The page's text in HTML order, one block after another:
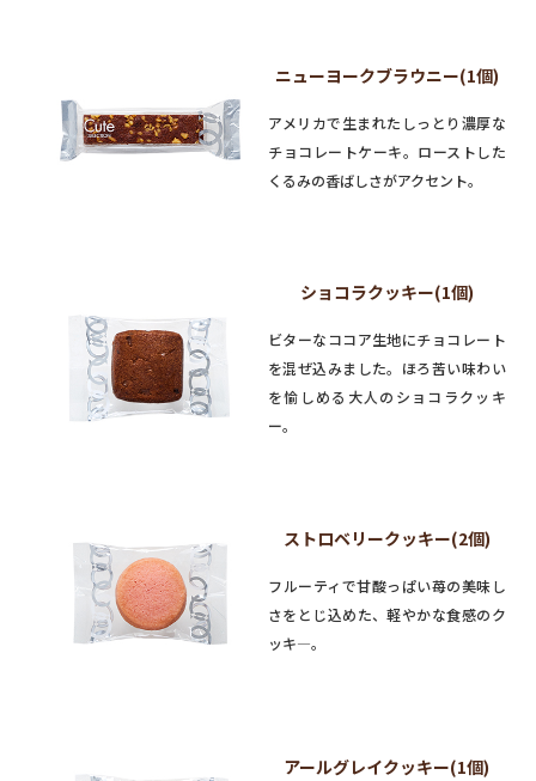
ニューヨークブラウニー(1個)
アメリカで生まれたしっとり濃厚な
チョコレートケーキ。ローストした
くるみの香ばしさがアクセント。
ショコラクッキー(1個)
ビターなココア生地にチョコレート
を混ぜ込みました。ほろ苦い味わい
を愉しめる大人のショコラクッキ
ー。
ストロベリークッキー(2個)
フルーティで甘酸っぱい苺の美味し
さをとじ込めた、軽やかな食感のク
ッキ―。
アールグレイクッキー(1個)